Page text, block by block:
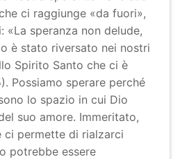
ci raggiunge «da fuori»,
speranza non delude,
è stato riversato nei nostri
Spirito Santo che ci è
Possiamo sperare perché
lo spazio in cui Dio
suo amore. Immeritato,
ci permette di rialzarci
potrebbe essere